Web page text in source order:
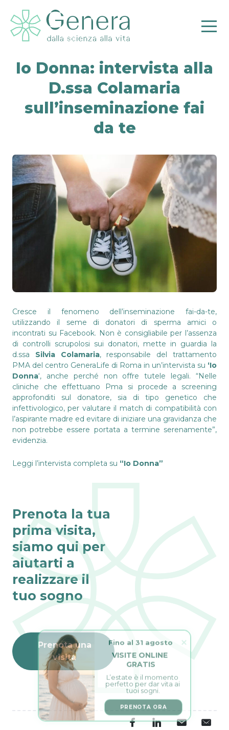
Io Donna: intervista alla
D.ssa Colamaria
sull’inseminazione fai
da te
Cresce il fenomeno dell’inseminazione fai-da-te,
utilizzando il seme di donatori di sperma amici o
incontrati su Facebook. Non è consigliabile per l’assenza
di controlli scrupolosi sui donatori, mette in guardia la
d.ssa Silvia Colamaria, responsabile del trattamento
PMA del centro GeneraLife di Roma in un’intervista su ‘Io
Donna‘, anche perché non offre tutele legali. “Nelle
cliniche che effettuano Pma si procede a screening
approfonditi sul donatore, sia di tipo genetico che
infettivologico, per valutare il match di compatibilità con
l’aspirante madre ed evitare di iniziare una gravidanza che
non potrebbe essere portata a termine serenamente”,
evidenzia.
Leggi l’intervista completa su “Io Donna”
Prenota la tua
prima visita,
siamo qui per
aiutarti a
realizzare il
tuo sogno
Prenota una
visita
VISITE ONLINE
GRATIS
L’estate è il momento
perfetto per dar vita ai
tuoi sogni.
PRENOTA ORA